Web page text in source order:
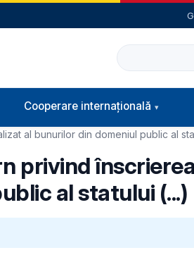
Caută
Cooperare internațională
al bunurilor din domeniul public al
privind
al statului (...)